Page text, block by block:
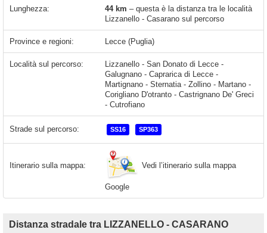
Lunghezza: 44 km – questa è la distanza tra le località
Lizzanello - Casarano sul percorso
Province e regioni: Lecce (Puglia)
Località sul percorso:
Lizzanello - San Donato di Lecce -
Galugnano - Caprarica di Lecce -
Martignano - Sternatia - Zollino - Martano -
Corigliano D'otranto - Castrignano De' Greci
- Cutrofiano
Strade sul percorso: SS16 SP363
Itinerario sulla mappa: Vedi l’itinerario sulla mappa
Google
Distanza stradale tra LIZZANELLO - CASARANO